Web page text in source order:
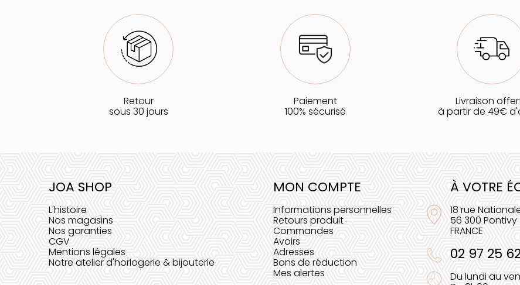
Retour
sous 30 jours
Paiement
100% sécurisé
Livraison
à partir de 49€
JOA SHOP
L'histoire
Nos magasins
Nos garanties
CGV
Mentions légales
Notre atelier d'horlogerie & bijouterie
MON COMPTE
Informations personnelles
Retours produit
Commandes
Avoirs
Adresses
Bons de réduction
Mes alertes
À VOTRE
18 rue
56 300 Pontivy
FRANCE
02 97 25
Du lundi au